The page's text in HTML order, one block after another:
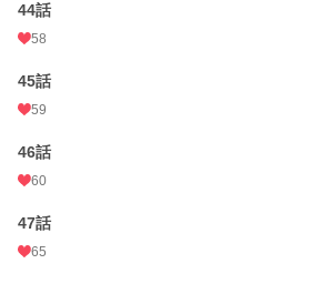
44話
58
45話
59
46話
60
47話
65